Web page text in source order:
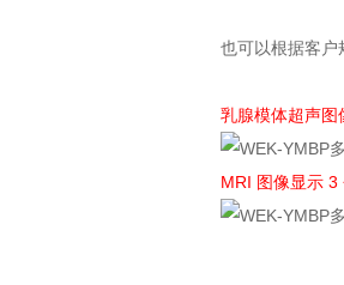
也可以根据客户
乳腺模体超声图
MRI 图像显示 3